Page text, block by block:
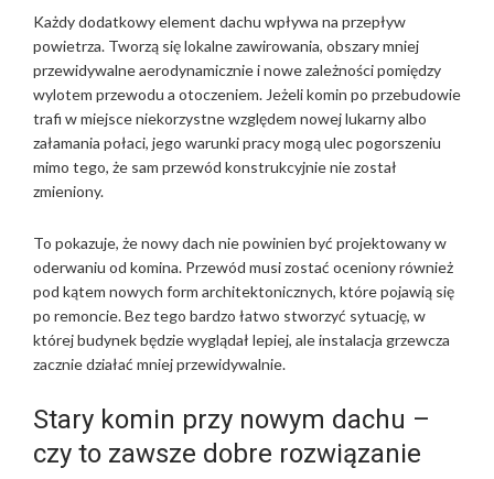
Każdy dodatkowy element dachu wpływa na przepływ
powietrza. Tworzą się lokalne zawirowania, obszary mniej
przewidywalne aerodynamicznie i nowe zależności pomiędzy
wylotem przewodu a otoczeniem. Jeżeli komin po przebudowie
trafi w miejsce niekorzystne względem nowej lukarny albo
załamania połaci, jego warunki pracy mogą ulec pogorszeniu
mimo tego, że sam przewód konstrukcyjnie nie został
zmieniony.
To pokazuje, że nowy dach nie powinien być projektowany w
oderwaniu od komina. Przewód musi zostać oceniony również
pod kątem nowych form architektonicznych, które pojawią się
po remoncie. Bez tego bardzo łatwo stworzyć sytuację, w
której budynek będzie wyglądał lepiej, ale instalacja grzewcza
zacznie działać mniej przewidywalnie.
Stary komin przy nowym dachu –
czy to zawsze dobre rozwiązanie